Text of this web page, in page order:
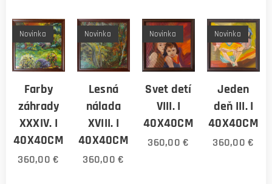
Farby
záhrady
XXXIV. I
40X40CM
Novinka
360,00 €
Lesná
nálada
XVIII. I
40X40CM
Novinka
360,00 €
Svet detí
VIII. I
40X40CM
Novinka
360,00 €
Jeden
deň III. I
40X40CM
Novinka
360,00 €